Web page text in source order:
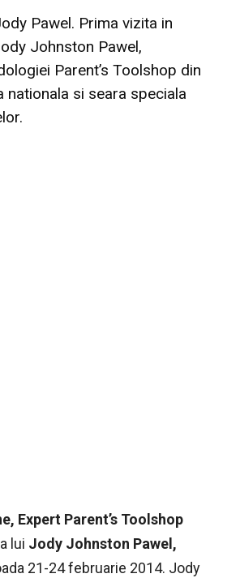
Pawel. Prima vizita in
Johnston Pawel,
Parent’s Toolshop din
nationala si seara speciala
Expert Parent’s Toolshop
lui Jody Johnston Pawel,
21-24 februarie 2014. Jody